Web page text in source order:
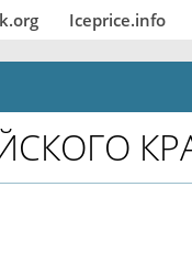
Iceprice.info